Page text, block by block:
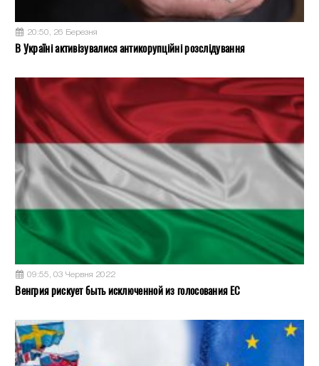
20:50, 26 Березня
В Україні активізувалися антикорупційні розслідування
09:55, 03 Червня 2022
Венгрия рискует быть исключенной из голосования ЕС